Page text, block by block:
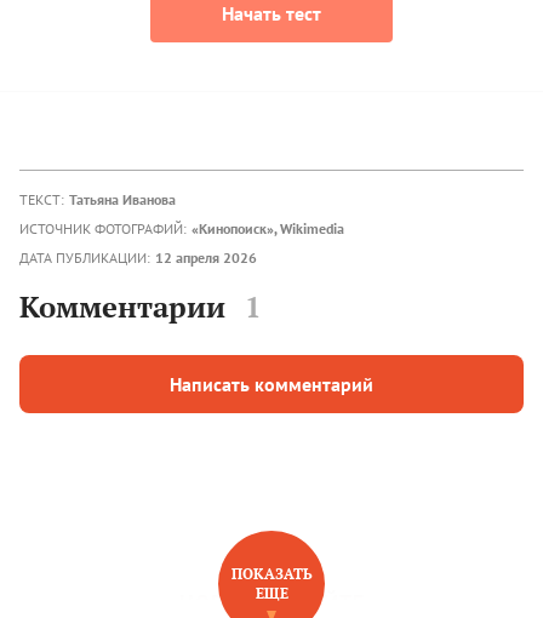
Начать тест
ТЕКСТ: Татьяна Иванова
ИСТОЧНИК ФОТОГРАФИЙ: «Кинопоиск», Wikimedia
ДАТА ПУБЛИКАЦИИ: 12 апреля 2026
Комментарии 1
Написать комментарий
НОВОЕ НА САЙТЕ
ПОКАЗАТЬ
ЕЩЕ